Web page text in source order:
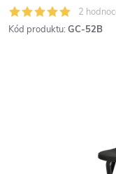
2
Kód produktu: GC-52B